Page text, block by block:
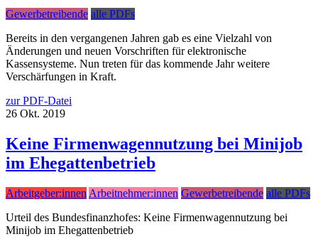
Gewerbetreibende alle PDFs
Bereits in den vergangenen Jahren gab es eine Vielzahl von
Änderungen und neuen Vorschriften für elektronische
Kassensysteme. Nun treten für das kommende Jahr weitere
Verschärfungen in Kraft.
zur PDF-Datei
26 Okt. 2019
Keine Firmenwagennutzung bei Minijob
im Ehegattenbetrieb
Arbeitgeber:innen Arbeitnehmer:innen Gewerbetreibende alle PDFs
Urteil des Bundesfinanzhofes: Keine Firmenwagennutzung bei
Minijob im Ehegattenbetrieb